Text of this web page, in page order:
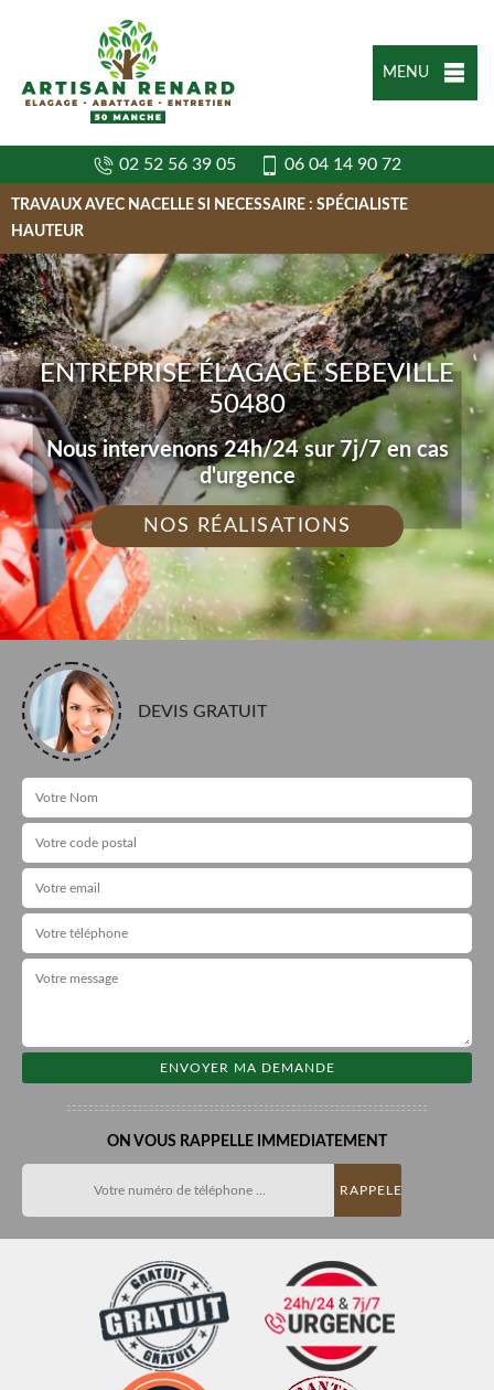
MENU
02 52 56 39 05 06 04 14 90 72
TRAVAUX AVEC NACELLE SI NECESSAIRE : SPÉCIALISTE
HAUTEUR
ENTREPRISE ÉLAGAGE SEBEVILLE
50480
Nous intervenons 24h/24 sur 7j/7 en cas
d'urgence
NOS RÉALISATIONS
DEVIS GRATUIT
ON VOUS RAPPELLE IMMEDIATEMENT